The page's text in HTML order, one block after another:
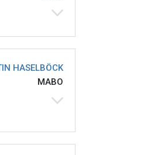
HASELBÖCK
MABO